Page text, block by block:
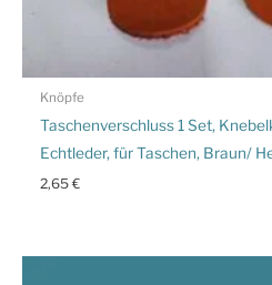
Knöpfe
Taschenverschluss 1 Set,
Echtleder, für Taschen, Braun/
2,65€